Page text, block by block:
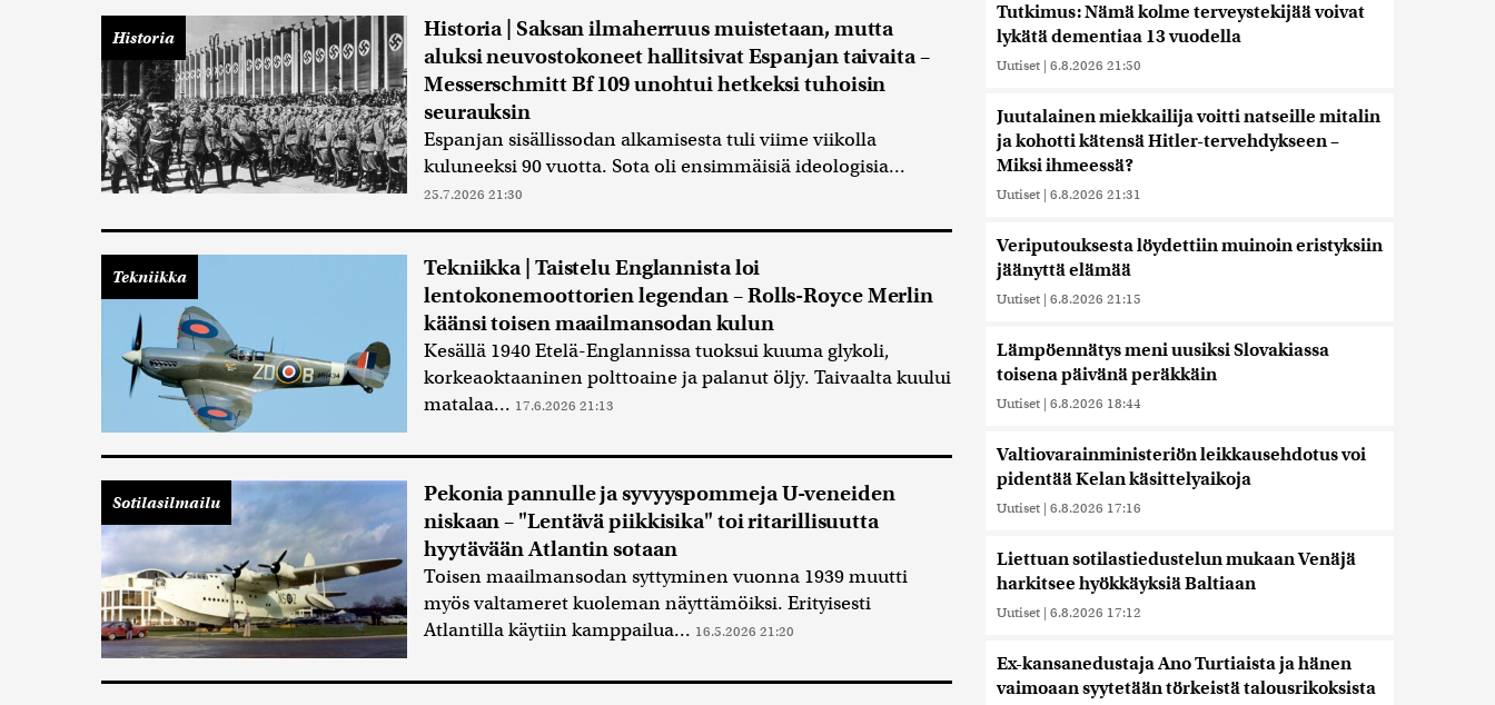
Historia
Historia | Saksan ilmaherruus muistetaan, mutta
aluksi neuvostokoneet hallitsivat Espanjan taivaita –
Messerschmitt Bf 109 unohtui hetkeksi tuhoisin
seurauksin
Espanjan sisällissodan alkamisesta tuli viime viikolla
kuluneeksi 90 vuotta. Sota oli ensimmäisiä ideologisia...
25.7.2026 21:30
Tekniikka
Tekniikka | Taistelu Englannista loi
lentokonemoottorien legendan – Rolls-Royce Merlin
käänsi toisen maailmansodan kulun
Kesällä 1940 Etelä-Englannissa tuoksui kuuma glykoli,
korkeaoktaaninen polttoaine ja palanut öljy. Taivaalta kuului
matalaa... 17.6.2026 21:13
Sotilasilmailu
Pekonia pannulle ja syvyyspommeja U-veneiden
niskaan – "Lentävä piikkisika" toi ritarillisuutta
hyytävään Atlantin sotaan
Toisen maailmansodan syttyminen vuonna 1939 muutti
myös valtameret kuoleman näyttämöiksi. Erityisesti
Atlantilla käytiin kamppailua... 16.5.2026 21:20
Tutkimus: Nämä kolme terveystekijää voivat
lykätä dementiaa 13 vuodella
Uutiset | 6.8.2026 21:50
Juutalainen miekkailija voitti natseille mitalin
ja kohotti kätensä Hitler-tervehdykseen –
Miksi ihmeessä?
Uutiset | 6.8.2026 21:31
Veriputouksesta löydettiin muinoin eristyksiin
jäänyttä elämää
Uutiset | 6.8.2026 21:15
Lämpöennätys meni uusiksi Slovakiassa
toisena päivänä peräkkäin
Uutiset | 6.8.2026 18:44
Valtiovarainministeriön leikkausehdotus voi
pidentää Kelan käsittelyaikoja
Uutiset | 6.8.2026 17:16
Liettuan sotilastiedustelun mukaan Venäjä
harkitsee hyökkäyksiä Baltiaan
Uutiset | 6.8.2026 17:12
Ex-kansanedustaja Ano Turtiaista ja hänen
vaimoaan syytetään törkeistä talousrikoksista